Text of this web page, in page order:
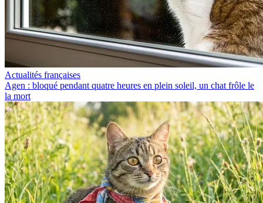
Actualités françaises
Agen : bloqué pendant quatre heures en plein soleil, un chat frôle le
la mort